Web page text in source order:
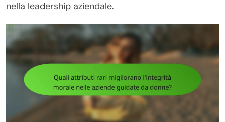
nella leadership aziendale.